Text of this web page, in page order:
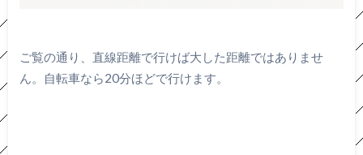
ご覧の通り、直線距離で行けば大した距離ではありませ
ん。自転車なら20分ほどで行けます。